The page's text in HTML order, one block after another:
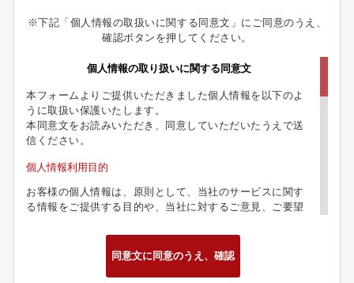
※下記「個人情報の取扱いに関する同意文」にご同意のうえ、
確認ボタンを押してください。
個人情報の取り扱いに関する同意文
本フォームよりご提供いただきました個人情報を以下のよ
うに取扱い保護いたします。
本同意文をお読みいただき、同意していただいたうえで送
信ください。
個人情報利用目的
お客様の個人情報は、原則として、当社のサービスに関す
る情報をご提供する目的や、当社に対するご意見、ご要望
めに利用致します。
第三者への情報提供